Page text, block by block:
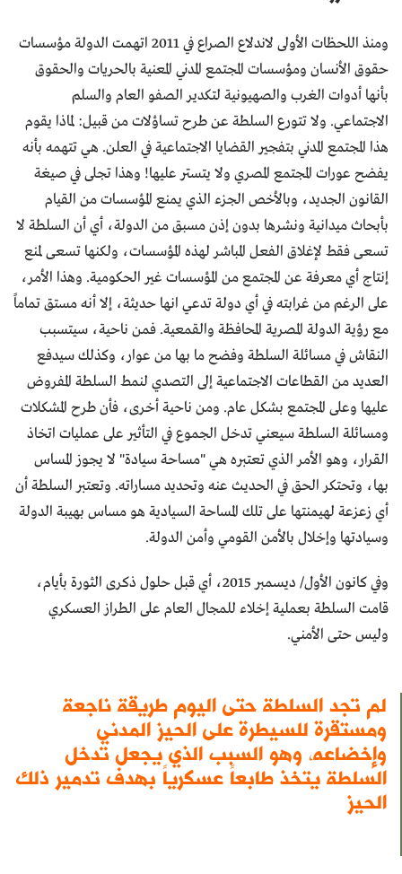
ومنذ اللحظات الأولى لاندلاع الصراع في 2011 اتهمت الدولة مؤسسات
حقوق الأنسان ومؤسسات المجتمع المدني المعنية بالحريات والحقوق
بأنها أدوات الغرب والصهيونية لتكدير الصفو العام والسلم
الاجتماعي. ولا تتورع السلطة عن طرح تساؤلات من قبيل: لماذا يقوم
هذا المجتمع المدني بتفجير القضايا الاجتماعية في العلن. هي تتهمه بأنه
يفضح عورات المجتمع المصري ولا يتستر عليها! وهذا تجلى في صيغة
القانون الجديد، وبالأخص الجزء الذي يمنع المؤسسات من القيام
بأبحاث ميدانية ونشرها بدون إذن مسبق من الدولة، أي أن السلطة لا
تسعى فقط لإغلاق الفعل المباشر لهذه المؤسسات، ولكنها تسعى لمنع
إنتاج أي معرفة عن المجتمع من المؤسسات غير الحكومية. وهذا الأمر،
على الرغم من غرابته في أي دولة تدعي انها حديثة، إلا أنه مستق تماماً
مع رؤية الدولة المصرية المحافظة والقمعية. فمن ناحية، سيتسبب
النقاش في مسائلة السلطة وفضح ما بها من عوار، وكذلك سيدفع
العديد من القطاعات الاجتماعية إلى التصدي لنمط السلطة المفروض
عليها وعلى المجتمع بشكل عام. ومن ناحية أخرى، فأن طرح المشكلات
ومسائلة السلطة سيعني تدخل الجموع في التأثير على عمليات اتخاذ
القرار، وهو الأمر الذي تعتبره هي "مساحة سيادة" لا يجوز المساس
بها، وتحتكر الحق في الحديث عنه وتحديد مساراته. وتعتبر السلطة أن
أي زعزعة لهيمنتها على تلك المساحة السيادية هو مساس بهيبة الدولة
وسيادتها وإخلال بالأمن القومي وأمن الدولة.
وفي كانون الأول/ ديسمبر 2015، أي قبل حلول ذكرى الثورة بأيام،
قامت السلطة بعملية إخلاء للمجال العام على الطراز العسكري
وليس حتى الأمني.
لم تجد السلطة حتى اليوم طريقة ناجعة
ومستقرة للسيطرة على الحيز المدني
وإخضاعه، وهو السبب الذي يجعل تدخل
السلطة يتخذ طابعاً عسكرياً بهدف تدمير ذلك
الحيز